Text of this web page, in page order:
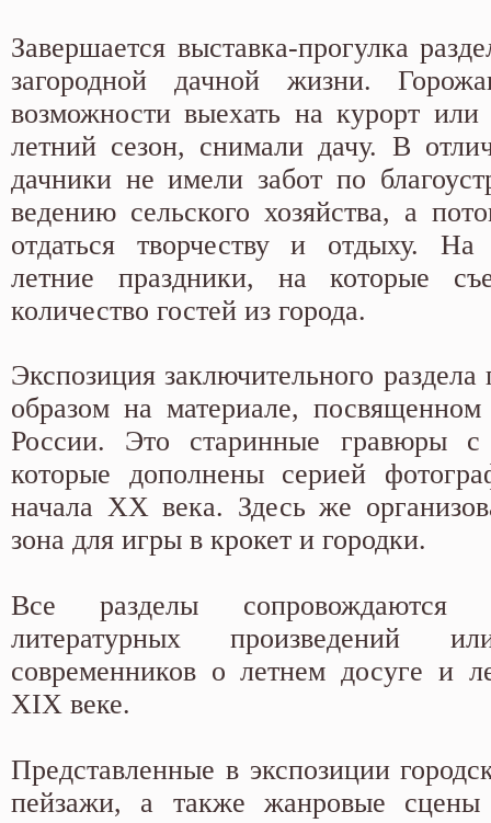
Завершается выставка-прогулка
загородной дачной жизни.
возможности выехать на курорт
летний сезон, снимали дачу. В
дачники не имели забот по
ведению сельского хозяйства, а
отдаться творчеству и отдыху. На
летние праздники, на которые
количество гостей из города.
Экспозиция заключительного
образом на материале,
России. Это старинные гравюры
которые дополнены серией
начала XX века. Здесь же
зона для игры в крокет и городки.
Все разделы сопровождаются
литературных произведений
современников о летнем досуге и
XIX веке.
Представленные в экспозиции
пейзажи, а также жанровые сцены